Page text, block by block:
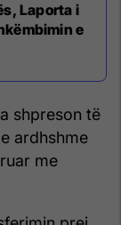
Laporta i
e
shpreson të
ardhshme
me